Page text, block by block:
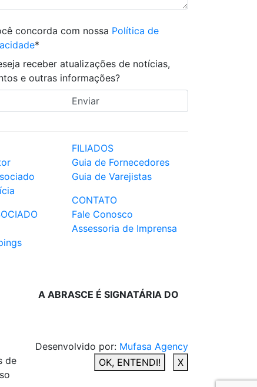
concorda com nossa Política de
*
receber atualizações de notícias,
e outras informações?
FILIADOS
Guia de Fornecedores
Guia de Varejistas
CONTATO
Fale Conosco
Assessoria de Imprensa
A ABRASCE É SIGNATÁRIA DO
Desenvolvido por: Mufasa Agency
de
OK, ENTENDI! X